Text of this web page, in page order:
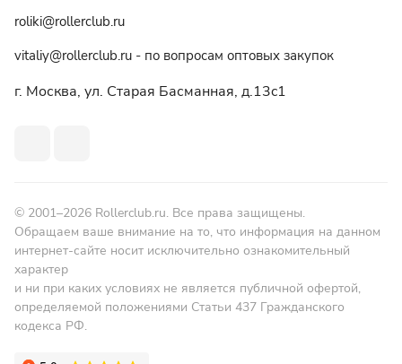
roliki@rollerclub.ru
vitaliy@rollerclub.ru - по вопросам оптовых закупок
г. Москва, ул. Старая Басманная, д.13c1
© 2001–2026 Rollerclub.ru. Все права защищены.
Обращаем ваше внимание на то, что информация на данном
интернет-сайте носит исключительно ознакомительный
характер
и ни при каких условиях не является публичной офертой,
определяемой положениями Статьи 437 Гражданского
кодекса РФ.